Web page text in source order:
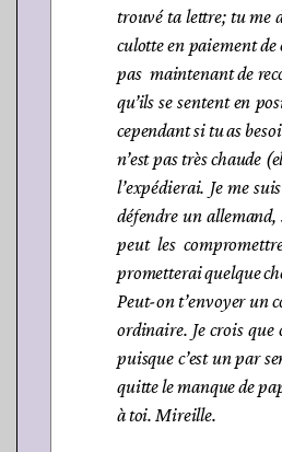
trouvé ta lettre; tu me
culotte en paiement de
pas maintenant de
qu’ils se sentent en
cependant si tu as
n’est pas très chaude
l’expédierai. Je me
défendre un allemand,
peut les
prometterai quelque
Peut-on t’envoyer un
ordinaire. Je crois que
puisque c’est un par
quitte le manque de
à toi. Mireille.